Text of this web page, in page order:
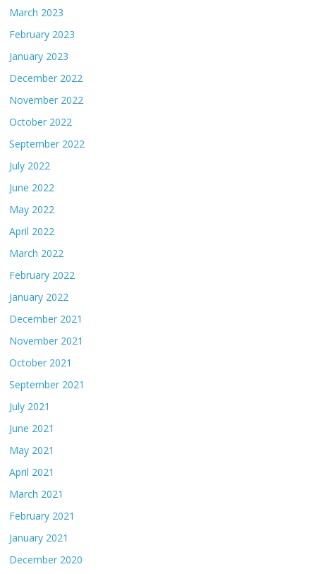
March 2023
February 2023
January 2023
December 2022
November 2022
October 2022
September 2022
July 2022
June 2022
May 2022
April 2022
March 2022
February 2022
January 2022
December 2021
November 2021
October 2021
September 2021
July 2021
June 2021
May 2021
April 2021
March 2021
February 2021
January 2021
December 2020